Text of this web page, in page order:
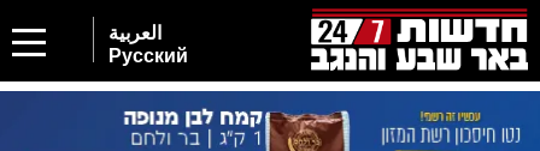
العربية
Русский